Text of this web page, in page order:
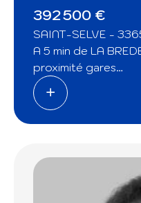
392 500 €
SAINT-SELVE -
A 5 min de LA
proximité gares
Située au coeur de
jardin intimiste.
Elle se compose